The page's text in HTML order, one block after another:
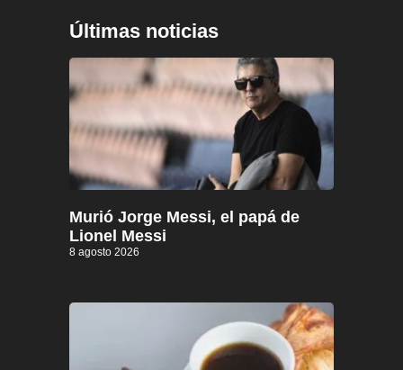
Últimas noticias
Murió Jorge Messi, el papá de
Lionel Messi
8 agosto 2026